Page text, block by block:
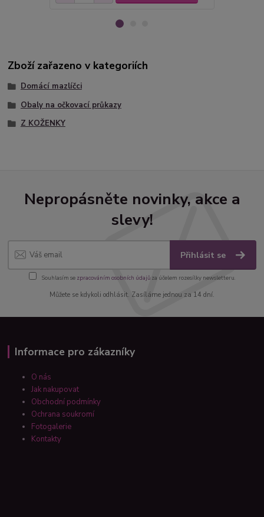
Zboží zařazeno v kategoriích
Domácí mazlíčci
Obaly na očkovací průkazy
Z KOŽENKY
Nepropásněte novinky, akce a
slevy!
Přihlásit se
Souhlasím se zpracováním osobních údajůza účelem rozesílky newsletteru.
Můžete se kdykoli odhlásit. Zasíláme jednou za 14 dní.
Informace pro zákazníky
O nás
Jak nakupovat
Obchodní podmínky
Ochrana soukromí
Fotogalerie
Kontakty